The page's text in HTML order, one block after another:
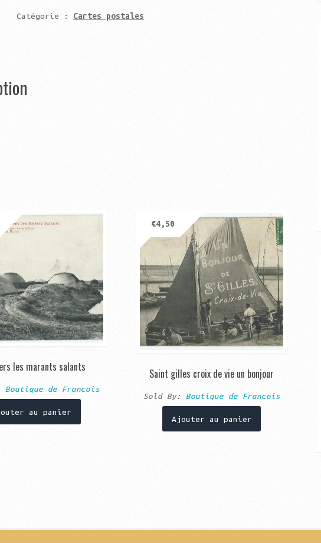
pouvait
Catégorie : Cartes postales
les marants salants
Boutique de Francois
au panier
Saint gilles croix de vie un bonjour
€4,50
Sold By: Boutique de Francois
Ajouter au panier